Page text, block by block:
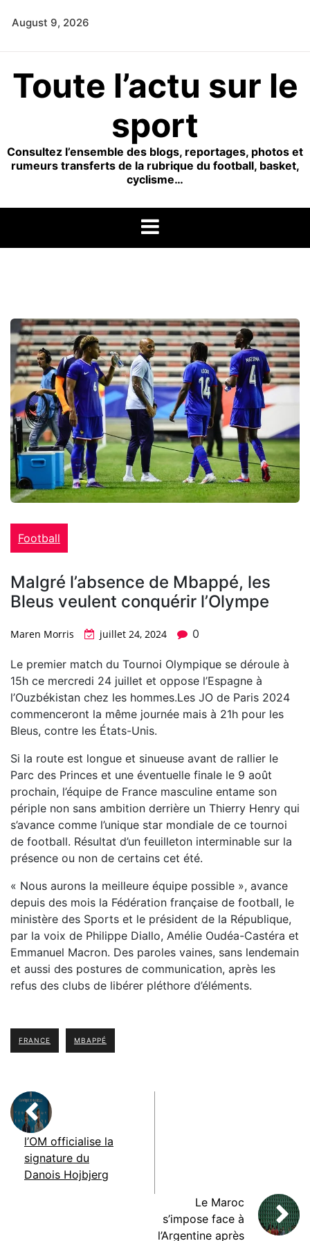
August 9, 2026
Toute l’actu sur le
sport
Consultez l’ensemble des blogs, reportages, photos et
rumeurs transferts de la rubrique du football, basket,
cyclisme…
Football
Malgré l’absence de Mbappé, les
Bleus veulent conquérir l’Olympe
Maren Morris juillet 24, 2024 0
Le premier match du Tournoi Olympique se déroule à
15h ce mercredi 24 juillet et oppose l’Espagne à
l’Ouzbékistan chez les hommes.Les JO de Paris 2024
commenceront la même journée mais à 21h pour les
Bleus, contre les États-Unis.
Si la route est longue et sinueuse avant de rallier le
Parc des Princes et une éventuelle finale le 9 août
prochain, l’équipe de France masculine entame son
périple non sans ambition derrière un Thierry Henry qui
s’avance comme l’unique star mondiale de ce tournoi
de football. Résultat d’un feuilleton interminable sur la
présence ou non de certains cet été.
« Nous aurons la meilleure équipe possible », avance
depuis des mois la Fédération française de football, le
ministère des Sports et le président de la République,
par la voix de Philippe Diallo, Amélie Oudéa-Castéra et
Emmanuel Macron. Des paroles vaines, sans lendemain
et aussi des postures de communication, après les
refus des clubs de libérer pléthore d’éléments.
FRANCE MBAPPÉ
l’OM officialise la
signature du
Danois Hojbjerg
Le Maroc
s’impose face à
l’Argentine après